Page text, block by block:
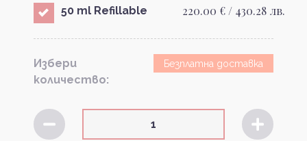
50 ml Refillable 220.00 € / 430.28 лв.
Избери
количество:
Безплатна доставка